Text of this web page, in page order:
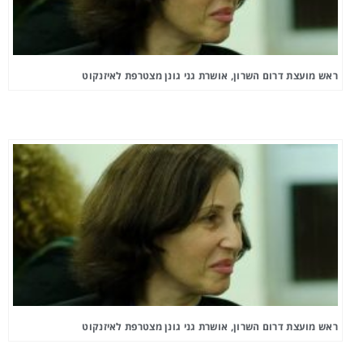
ראש מועצת דרום השרון, אושרת גני גונן מצטרפת לאיזנקוט
ראש מועצת דרום השרון, אושרת גני גונן מצטרפת לאיזנקוט